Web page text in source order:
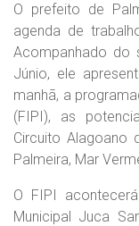
O prefeito de
agenda de
Acompanhado do
Júnio, ele
manhã, a
(FIPI), as
Circuito Alagoano
Palmeira, Mar
O FIPI
Municipal Juca